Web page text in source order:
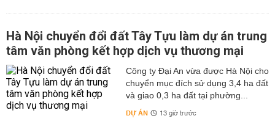
Hà Nội chuyển đổi đất Tây Tựu làm dự án trung
tâm văn phòng kết hợp dịch vụ thương mại
Công ty Đại An vừa được Hà Nội cho
chuyển mục đích sử dụng 3,4 ha đất
và giao 0,3 ha đất tại phường...
DỰ ÁN 13 giờ trước